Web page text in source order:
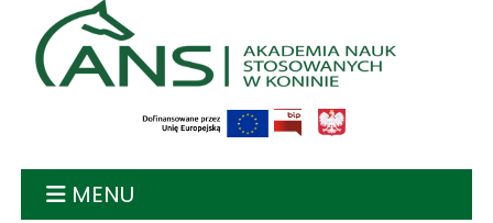
głównej
nawigacyjnego
strony
Akademia nauk
MENU